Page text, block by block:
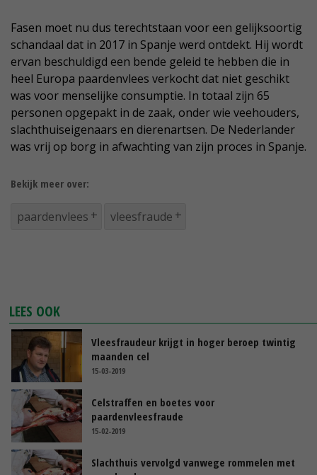
Fasen moet nu dus terechtstaan voor een gelijksoortig
schandaal dat in 2017 in Spanje werd ontdekt. Hij wordt
ervan beschuldigd een bende geleid te hebben die in
heel Europa paardenvlees verkocht dat niet geschikt
was voor menselijke consumptie. In totaal zijn 65
personen opgepakt in de zaak, onder wie veehouders,
slachthuiseigenaars en dierenartsen. De Nederlander
was vrij op borg in afwachting van zijn proces in Spanje.
Bekijk meer over:
paardenvlees vleesfraude
LEES OOK
Vleesfraudeur krijgt in hoger beroep twintig
maanden cel
15-03-2019
Celstraffen en boetes voor
paardenvleesfraude
15-02-2019
Slachthuis vervolgd vanwege rommelen met